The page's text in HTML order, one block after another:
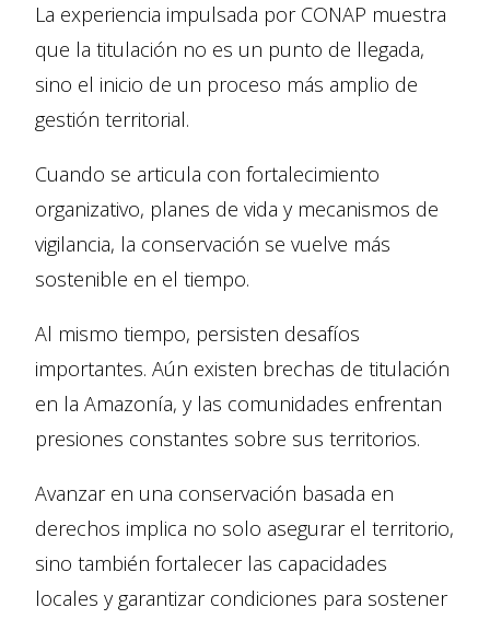
La experiencia impulsada por CONAP muestra
que la titulación no es un punto de llegada,
sino el inicio de un proceso más amplio de
gestión territorial.
Cuando se articula con fortalecimiento
organizativo, planes de vida y mecanismos de
vigilancia, la conservación se vuelve más
sostenible en el tiempo.
Al mismo tiempo, persisten desafíos
importantes. Aún existen brechas de titulación
en la Amazonía, y las comunidades enfrentan
presiones constantes sobre sus territorios.
Avanzar en una conservación basada en
derechos implica no solo asegurar el territorio,
sino también fortalecer las capacidades
locales y garantizar condiciones para sostener